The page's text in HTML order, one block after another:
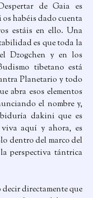
de Gaia es
habéis dado cuenta
estáis en ello. Una
es que toda la
Dzogchen y en los
tibetano está
Planetario y todo
abra esos elementos
el nombre y,
dakini que es
aquí y ahora, es
dentro del marco del
perspectiva tántrica
decir directamente que